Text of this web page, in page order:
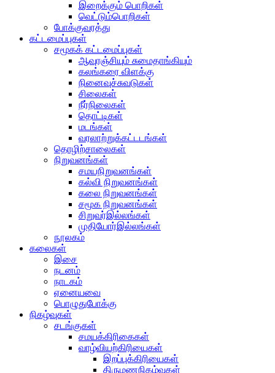
இறைக்கும் பொறிகள்
வெட்டும்பொறிகள்
போக்குவரத்து
கட்டமைப்புகள்
சமூகக் கட்டமைப்புகள்
ஆவுரஞ்சியும் சுமைதாங்கியும்
கலங்கரை விளக்கு
நினைவுச்சுவடுகள்
சிலைகள்
நீர்நிலைகள்
தொட்டிகள்
மடங்கள்
வரலாற்றுக்கட்டடங்கள்
தொழிற்சாலைகள்
நிறுவனங்கள்
சமயநிறுவனங்கள்
கல்வி நிறுவனங்கள்
கலை நிறுவனங்கள்
சமூக நிறுவனங்கள்
சிறுவர்இல்லங்கள்
முதியோர்இல்லங்கள்
நூலகம்
கலைகள்
இசை
நடனம்
நாடகம்
ஏனையவை
பொழுதுபோக்கு
நிகழ்வுகள்
சடங்குகள்
சமயக்கிரிகைகள்
வாழ்வியற்கிரியைகள்
இறப்புக்கிரியைகள்
திருமணநிகழ்வுகள்